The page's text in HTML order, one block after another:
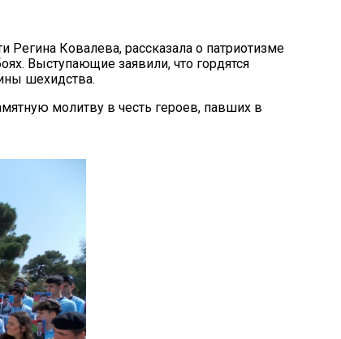
Ковалева, рассказала о патриотизме
Выступающие заявили, что гордятся
шехидства.
молитву в честь героев, павших в